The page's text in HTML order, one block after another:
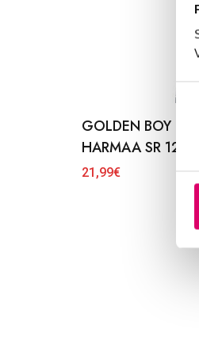
s
k
GOLDEN BOY
HARMAA SR 123
21,99€